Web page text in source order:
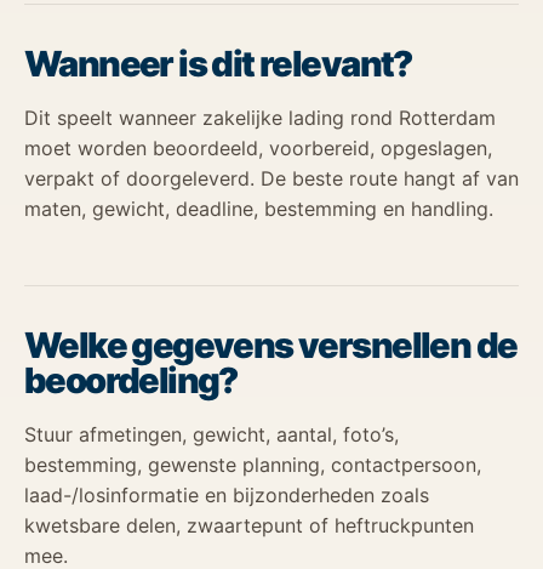
Wanneer is dit relevant?
Dit speelt wanneer zakelijke lading rond Rotterdam
moet worden beoordeeld, voorbereid, opgeslagen,
verpakt of doorgeleverd. De beste route hangt af van
maten, gewicht, deadline, bestemming en handling.
Welke gegevens versnellen de
beoordeling?
Stuur afmetingen, gewicht, aantal, foto’s,
bestemming, gewenste planning, contactpersoon,
laad-/losinformatie en bijzonderheden zoals
kwetsbare delen, zwaartepunt of heftruckpunten
mee.